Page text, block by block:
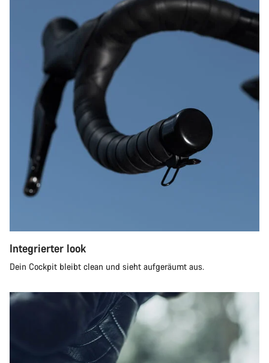
Integrierter look
Dein Cockpit bleibt clean und sieht aufgeräumt aus.